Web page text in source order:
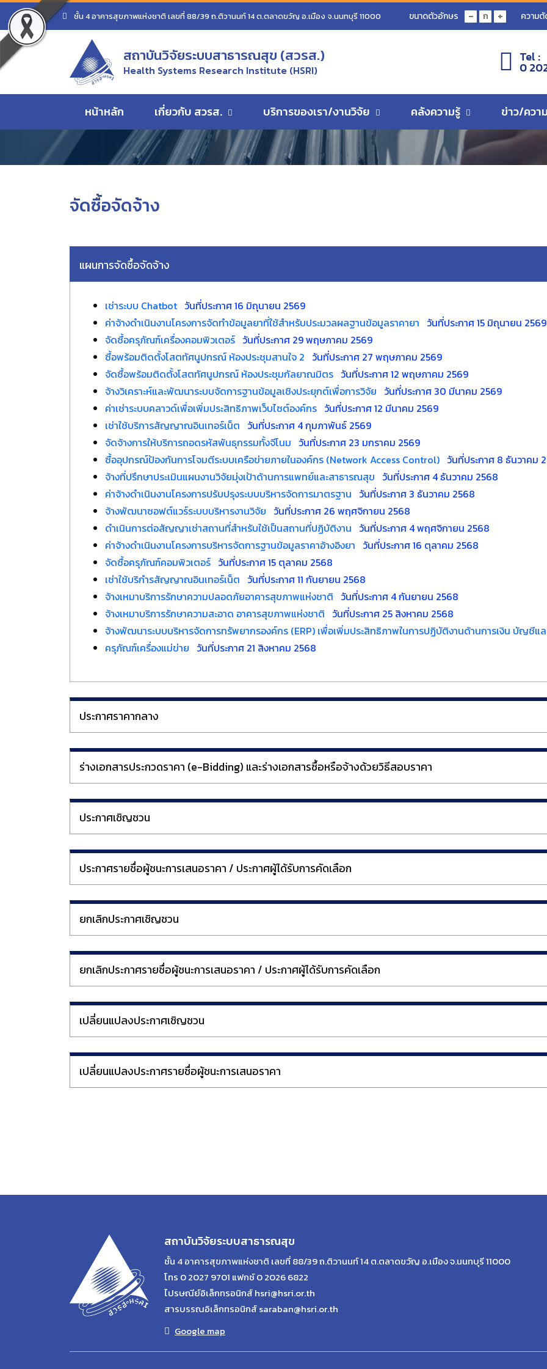
ชั้น 4 อาคารสุขภาพแห่งชาติ เลขที่ 88/39 ถ.ติวานนท์ 14 ต.ตลาดขวัญ อ.เมือง จ.นนทบุรี 11000 ขนาดตัวอักษร - ก + ความ
สถาบันวิจัยระบบสาธารณสุข (สวรส.)
Health Systems Research Institute (HSRI)
Tel :
0
หน้าหลัก เกี่ยวกับ สวรส. บริการของเรา/งานวิจัย คลังความรู้ ข่าว/ควา
หน้าแรก ข้อมูลจัดซื้อจัดจ้าง
จัดซื้้อจัดจ้าง
แสดงแผนการจัดซื้อจัดจ้างของหน่วยงาน
จัดซื้อจัดจ้าง
แผนการจัดซื้อจัดจ้าง
เช่าระบบ Chatbot วันที่ประกาศ 16 มิถุนายน 2569
ค่าจ้างดำเนินงานโครงการจัดทำข้อมูลยาที่ใช้สำหรับประมวลผลฐานข้อมูลราคายา วันที่ประกาศ 15 มิถุนายน 2569
จัดซื้อครุภัณฑ์เครื่องคอมพิวเตอร์ วันที่ประกาศ 29 พฤษภาคม 2569
ซื้อพร้อมติดตั้งโสตทัศนูปกรณ์ ห้องประชุมสานใจ 2 วันที่ประกาศ 27 พฤษภาคม 2569
จัดซื้อพร้อมติดตั้งโสตทัศนูปกรณ์ ห้องประชุมกัลยาณมิตร วันที่ประกาศ 12 พฤษภาคม 2569
จ้างวิเคราะห์และพัฒนาระบบจัดการฐานข้อมูลเชิงประยุกต์เพื่อการวิจัย วันที่ประกาศ 30 มีนาคม 2569
ค่าเช่าระบบคลาวด์เพื่อเพิ่มประสิทธิภาพเว็บไซต์องค์กร วันที่ประกาศ 12 มีนาคม 2569
เช่าใช้บริการสัญญาณอินเทอร์เน็ต วันที่ประกาศ 4 กุมภาพันธ์ 2569
จัดจ้างการให้บริการถอดรหัสพันธุกรรมทั้งจีโนม วันที่ประกาศ 23 มกราคม 2569
ซื้ออุปกรณ์ป้องกันการโจมตีระบบเครือข่ายภายในองค์กร (Network Access Control) วันที่ประกาศ 8 ธันวาคม
จ้างที่ปรึกษาประเมินแผนงานวิจัยมุ่งเป้าด้านการแพทย์และสาธารณสุข วันที่ประกาศ 4 ธันวาคม 2568
ค่าจ้างดำเนินงานโครงการปรับปรุงระบบบริหารจัดการมาตรฐาน วันที่ประกาศ 3 ธันวาคม 2568
จ้างพัฒนาซอฟต์แวร์ระบบบริหารงานวิจัย วันที่ประกาศ 26 พฤศจิกายน 2568
ดำเนินการต่อสัญญาเช่าสถานที่สำหรับใช้เป็นสถานที่ปฏิบัติงาน วันที่ประกาศ 4 พฤศจิกายน 2568
ค่าจ้างดำเนินงานโครงการบริหารจัดการฐานข้อมูลราคาอ้างอิงยา วันที่ประกาศ 16 ตุลาคม 2568
จัดซื้อครุภัณฑ์คอมพิวเตอร์ วันที่ประกาศ 15 ตุลาคม 2568
เช่าใช้บริกำรสัญญาณอินเทอร์เน็ต วันที่ประกาศ 11 กันยายน 2568
จ้างเหมาบริการรักษาความปลอดภัยอาคารสุขภาพแห่งชาติ วันที่ประกาศ 4 กันยายน 2568
จ้างเหมาบริการรักษาความสะอาด อาคารสุขภาพแห่งชาติ วันที่ประกาศ 25 สิงหาคม 2568
จ้างพัฒนาระบบบริหารจัดการทรัพยากรองค์กร (ERP) เพื่อเพิ่มประสิทธิภาพในการปฏิบัติงานด้านการเงิน บัญชีแ
ครุภัณฑ์เครื่องแม่ข่าย วันที่ประกาศ 21 สิงหาคม 2568
ประกาศราคากลาง
ร่างเอกสารประกวดราคา (e-Bidding) และร่างเอกสารซื้อหรือจ้างด้วยวิธีสอบราคา
ประกาศเชิญชวน
ประกาศรายชื่อผู้ชนะการเสนอราคา / ประกาศผู้ได้รับการคัดเลือก
ยกเลิกประกาศเชิญชวน
ยกเลิกประกาศรายชื่อผู้ชนะการเสนอราคา / ประกาศผู้ได้รับการคัดเลือก
เปลี่ยนแปลงประกาศเชิญชวน
เปลี่ยนแปลงประกาศรายชื่อผู้ชนะการเสนอราคา
สถาบันวิจัยระบบสาธารณสุข
ชั้น 4 อาคารสุขภาพแห่งชาติ เลขที่ 88/39 ถ.ติวานนท์ 14 ต.ตลาดขวัญ อ.เมือง จ.นนทบุรี 11000
โทร 0 2027 9701 แฟกซ์ 0 2026 6822
ไปรษณีย์อิเล็กทรอนิกส์ hsri@hsri.or.th
สารบรรณอิเล็กทรอนิกส์ saraban@hsri.or.th
Google map